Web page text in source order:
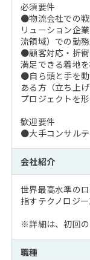
必須要件
●物流会社での
リューション企
流領域）での勤
●顧客対応・折
満足できる着地を
●自ら頭と手を
ある方（立ち上
プロジェクトを形
歓迎要件
●大手コンサル
会社紹介
世界最高水準の
指すテクノロジ
※詳細は、初回の
職種